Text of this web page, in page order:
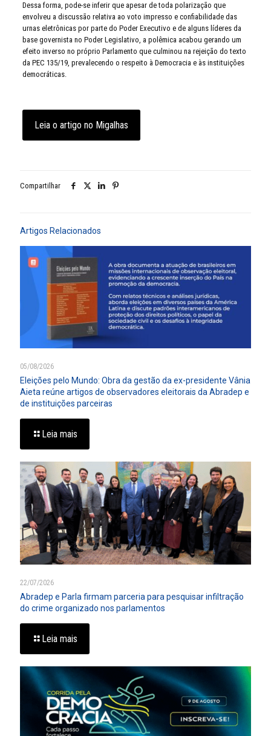
Dessa forma, pode-se inferir que apesar de toda polarização que
envolveu a discussão relativa ao voto impresso e confiabilidade das
urnas eletrônicas por parte do Poder Executivo e de alguns líderes da
base governista no Poder Legislativo, a polêmica acabou gerando um
efeito inverso no próprio Parlamento que culminou na rejeição do texto
da PEC 135/19, prevalecendo o respeito à Democracia e às instituições
democráticas.
Leia o artigo no Migalhas
Compartilhar
Artigos Relacionados
05/08/2026
Eleições pelo Mundo: Obra da gestão da ex-presidente Vânia
Aieta reúne artigos de observadores eleitorais da Abradep e
de instituições parceiras
Leia mais
22/07/2026
Abradep e Parla firmam parceria para pesquisar infiltração
do crime organizado nos parlamentos
Leia mais